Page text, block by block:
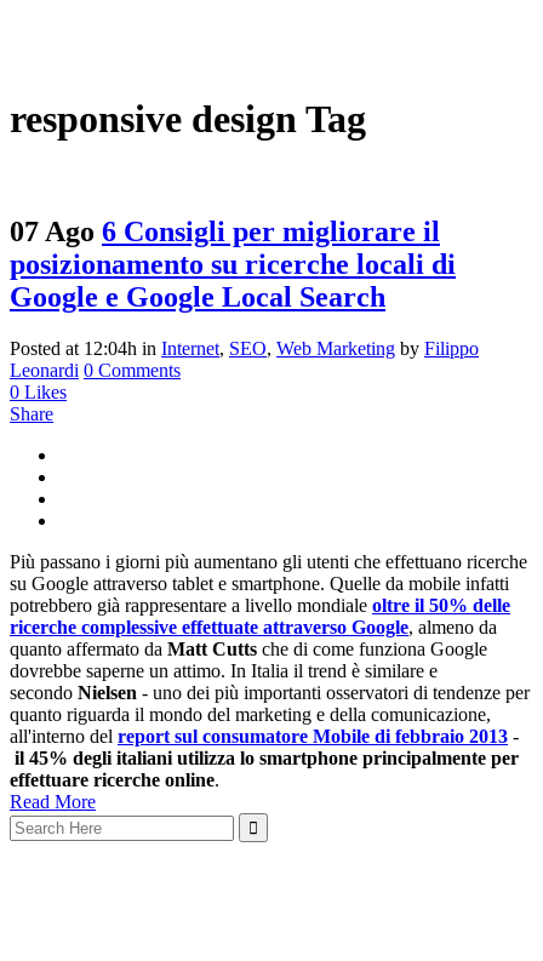
responsive design Tag
07 Ago 6 Consigli per migliorare il
posizionamento su ricerche locali di
Google e Google Local Search
Posted at 12:04h in Internet, SEO, Web Marketing by Filippo
Leonardi 0 Comments
0 Likes
Share
Più passano i giorni più aumentano gli utenti che effettuano ricerche
su Google attraverso tablet e smartphone. Quelle da mobile infatti
potrebbero già rappresentare a livello mondiale oltre il 50% delle
ricerche complessive effettuate attraverso Google, almeno da
quanto affermato da Matt Cutts che di come funziona Google
dovrebbe saperne un attimo. In Italia il trend è similare e
secondo Nielsen - uno dei più importanti osservatori di tendenze per
quanto riguarda il mondo del marketing e della comunicazione,
all'interno del report sul consumatore Mobile di febbraio 2013 -
il 45% degli italiani utilizza lo smartphone principalmente per
effettuare ricerche online.
Read More
Search
for: